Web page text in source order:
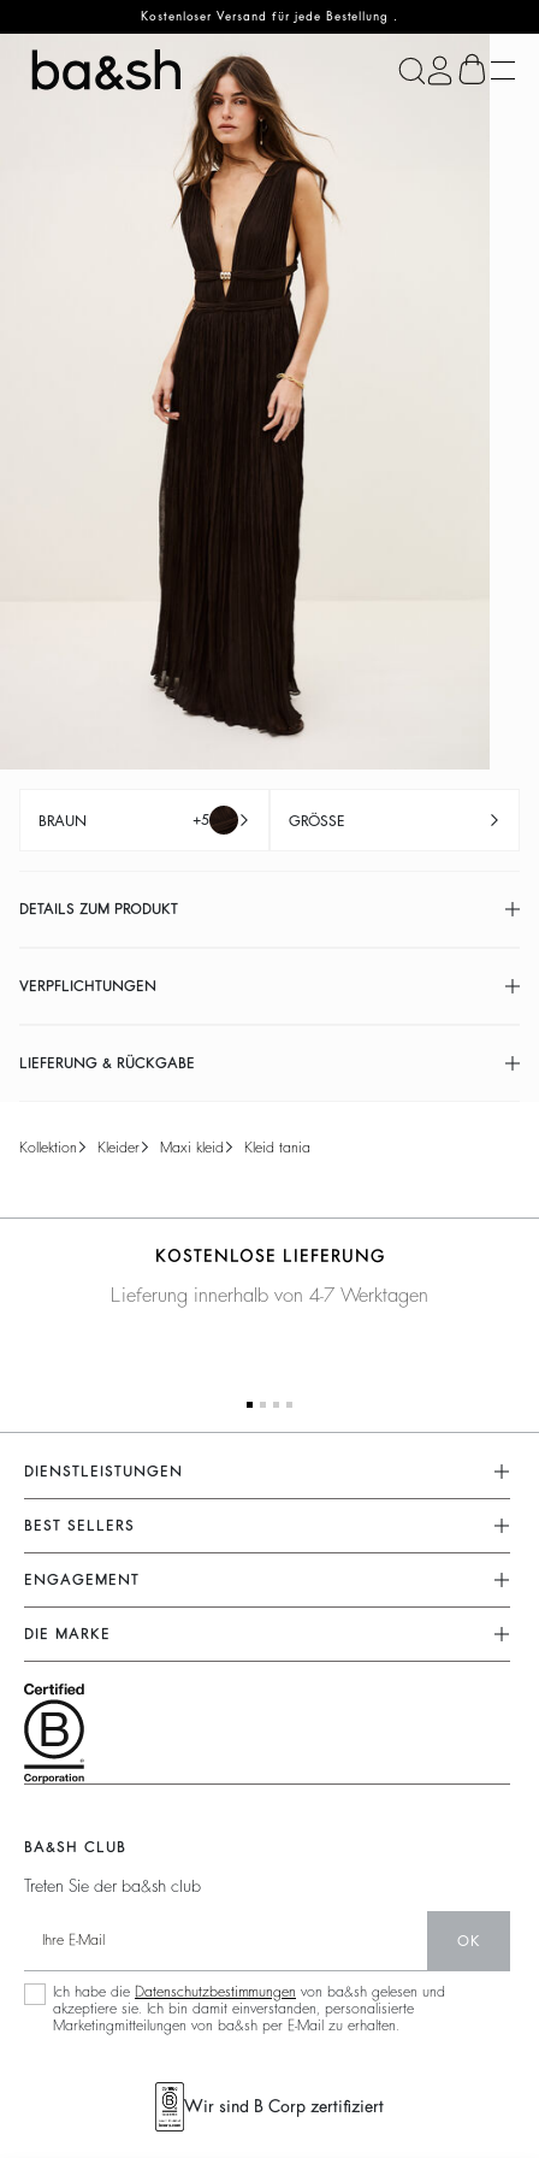
Kostenloser Versand für jede Bestellung .
ba&sh
BRAUN +5 GRÖSSE
DETAILS ZUM PRODUKT
VERPFLICHTUNGEN
LIEFERUNG & RÜCKGABE
kollektion kleider maxi kleid kleid tania
KOSTENLOSE LIEFERUNG
Lieferung innerhalb von 4-7 Werktagen
DIENSTLEISTUNGEN
Rücksendungen Und Erstattungen
Lieferung
FAQ
Kundenservice
Grössentabelle
Nutzungsbedingungen
Zugänglichkeit
BEST SELLERS
Kleider
Jumpsuits
Tops & Hemden
Jacken & Mäntel
Pullover & Strickjacken
Rückenfrei
ENGAGEMENT
Unser Engagement
Fussabdruck
Materialen
Partner
Zirkularität
Nachhaltige Sammlung
DIE MARKE
Barbara & Sharon
125 Et Après
Neue Kollektion
BA&SH CLUB
Treten Sie der ba&sh club
OK
Ich habe die Datenschutzbestimmungen von ba&sh gelesen und
akzeptiere sie. Ich bin damit einverstanden, personalisierte
Marketingmitteilungen von ba&sh per E-Mail zu erhalten.
Wir sind B Corp zertifiziert